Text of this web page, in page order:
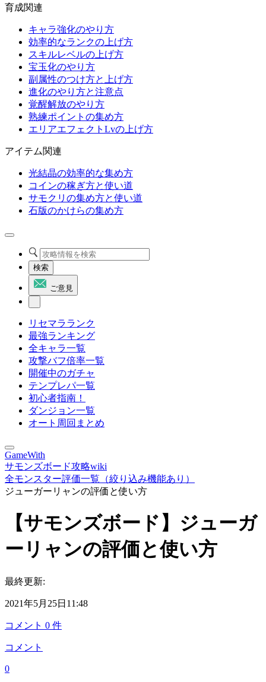
育成関連
キャラ強化のやり方
効率的なランクの上げ方
スキルレベルの上げ方
宝玉化のやり方
副属性のつけ方と上げ方
進化のやり方と注意点
覚醒解放のやり方
熟練ポイントの集め方
エリアエフェクトLvの上げ方
アイテム関連
光結晶の効率的な集め方
コインの稼ぎ方と使い道
サモクリの集め方と使い道
石版のかけらの集め方
検索
ご意見
リセマラランク
最強ランキング
全キャラ一覧
攻撃バフ倍率一覧
開催中のガチャ
テンプレパ一覧
初心者指南！
ダンジョン一覧
オート周回まとめ
GameWith
サモンズボード攻略wiki
全モンスター評価一覧（絞り込み機能あり）
ジューガーリャンの評価と使い方
【サモンズボード】ジューガ
ーリャンの評価と使い方
最終更新:
2021年5月25日11:48
コメント 0 件
コメント
0